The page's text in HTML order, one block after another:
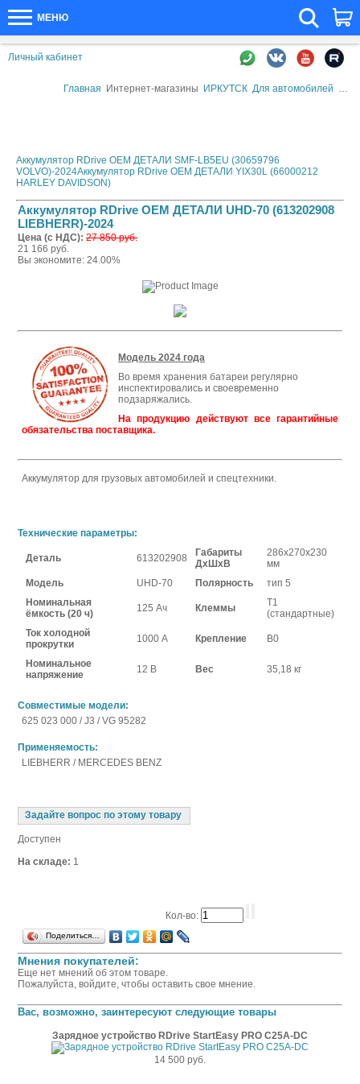
МЕНЮ
Личный кабинет
Главная Интернет-магазины ИРКУТСК Для автомобилей
Аккумулятор RDrive OEM ДЕТАЛИ SMF-LB5EU (30659796
VOLVO)-2024Аккумулятор RDrive OEM ДЕТАЛИ YIX30L (66000212
HARLEY DAVIDSON)
Аккумулятор RDrive OEM ДЕТАЛИ UHD-70 (613202908
LIEBHERR)-2024
Цена (с НДС): 27 850 руб.
21 166 руб.
Вы экономите: 24.00%
Модель 2024 года
Во время хранения батареи регулярно
инспектировались и своевременно
подзаряжались.
На продукцию действуют все гарантийные
обязательства поставщика.
Аккумулятор для грузовых автомобилей и спецтехники.
Технические параметры:
Деталь 613202908
Габариты
ДхШхВ
286х270х230
мм
Модель
UHD-70 Полярность
тип 5
Номинальная
ёмкость (20 ч)
125 Ач Клеммы
Т1
(стандартные)
Ток холодной
прокрутки
1000 А Крепление B0
Номинальное
напряжение
12 В Вес 35,18 кг
Совместимые модели:
625 023 000 / J3 / VG 95282
Применяемость:
LIEBHERR / MERCEDES BENZ
Задайте вопрос по этому товару
Доступен
На складе: 1
Кол-во:
Поделиться…
Мнения покупателей:
Еще нет мнений об этом товаре.
Пожалуйста, войдите, чтобы оставить свое мнение.
Вас, возможно, заинтересуют следующие товары
Зарядное устройство RDrive StartEasy PRO C25A-DC
14 500 руб.